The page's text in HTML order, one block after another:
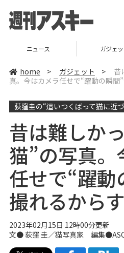
ニュース ガジェ
home > ガジェット >
昔
真。今はカメラ任せで“躍動の瞬間
荻窪圭の“這いつくばって猫に近
昔は難しか
猫”の写真。
任せで“躍動
撮れるから
2023年02月15日 12時00分更新
文● 荻窪 圭／猫写真家 編集